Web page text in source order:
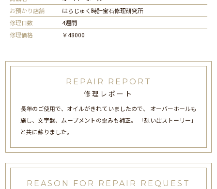
お預かり店舗
はらじゅく時計宝石修理研究所
修理日数
4週間
修理価格
￥48000
REPAIR REPORT
修理レポート
長年のご使用で、オイルがきれていましたので、 オーバーホールも
施し、文字盤、ムーブメントの歪みも補正。 「想い出ストーリー」
と共に蘇りました。
REASON FOR REPAIR REQUEST